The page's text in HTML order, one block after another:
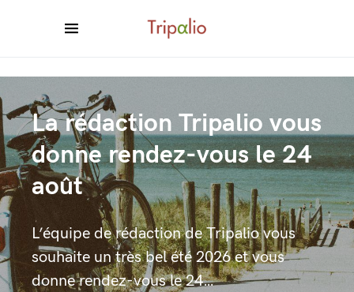
La rédaction Tripalio vous
donne rendez-vous le 24
août
L’équipe de rédaction de Tripalio vous
souhaite un très bel été 2026 et vous
donne rendez-vous le 24…